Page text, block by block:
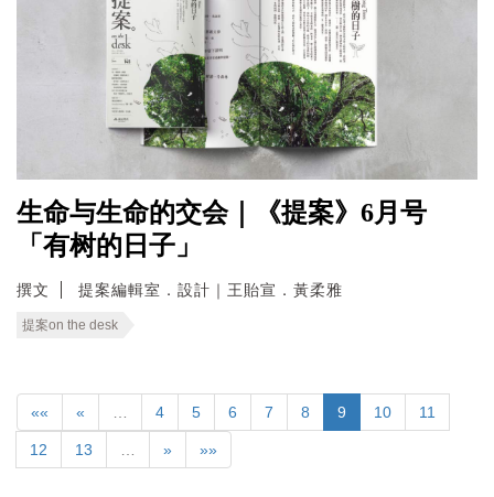
生命与生命的交会｜《提案》6月号
「有树的日子」
撰文 提案編輯室．設計｜王貽宣．黃柔雅
提案on the desk
«« « 4 5 6 7 8 9 10 11
12 13 » »»